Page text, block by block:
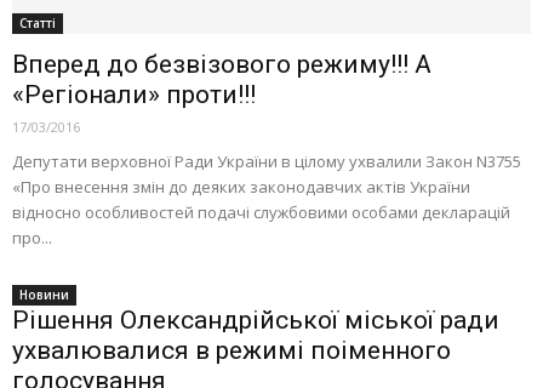
Статті
Вперед до безвізового режиму!!! А
«Регіонали» проти!!!
17/03/2016
Депутати верховної Ради України в цілому ухвалили Закон N3755
«Про внесення змін до деяких законодавчих актів України
відносно особливостей подачі службовими особами декларацій
про...
Новини
Рішення Олександрійської міської ради
ухвалювалися в режимі поіменного
голосування